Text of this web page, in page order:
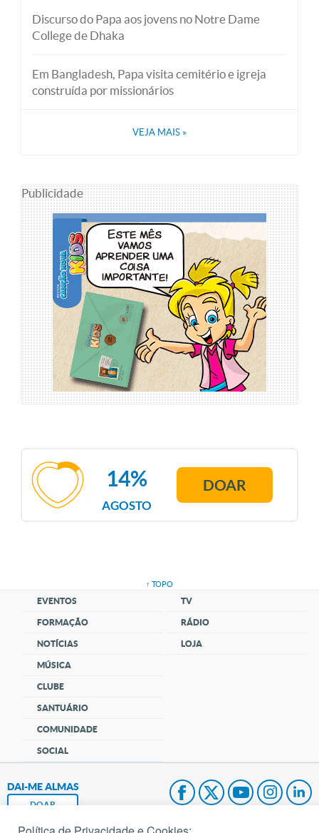
Discurso do Papa aos jovens no Notre Dame
College de Dhaka
Em Bangladesh, Papa visita cemitério e igreja
construída por missionários
VEJA MAIS »
Publicidade
AGOSTO
14% DOAR
↑ TOPO
EVENTOS
FORMAÇÃO
NOTÍCIAS
MÚSICA
CLUBE
SANTUÁRIO
COMUNIDADE
SOCIAL
TV
RÁDIO
LOJA
DAI-ME ALMAS
DOAR